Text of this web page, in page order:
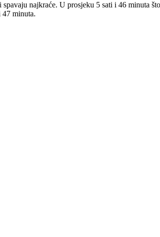
najkraće. U prosjeku 5 sati i 46 minuta
47 minuta.